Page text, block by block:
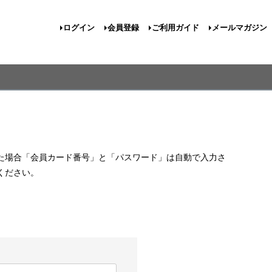
ログイン 会員登録 ご利用ガイド メールマガジン
合「会員カード番号」と「パスワード」は自動で入力さ
さい。